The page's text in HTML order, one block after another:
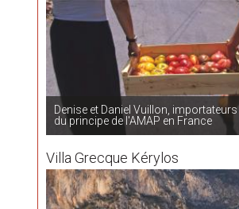
Denise et Daniel Vuillon, importateurs
du principe de l'AMAP en France
Villa Grecque Kérylos